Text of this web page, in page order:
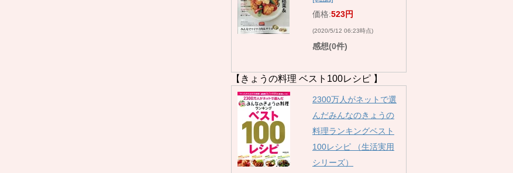
価格:523円
(2020/5/12 06:23時点)
感想(0件)
【きょうの料理 ベスト100レシピ 】
2300万人がネットで選
んだみんなのきょうの
料理ランキングベスト
100レシピ （生活実用
シリーズ）